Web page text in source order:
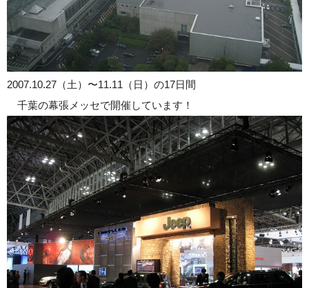
2007.10.27（土）〜11.11（日）の17日間
千葉の幕張メッセで開催しています！